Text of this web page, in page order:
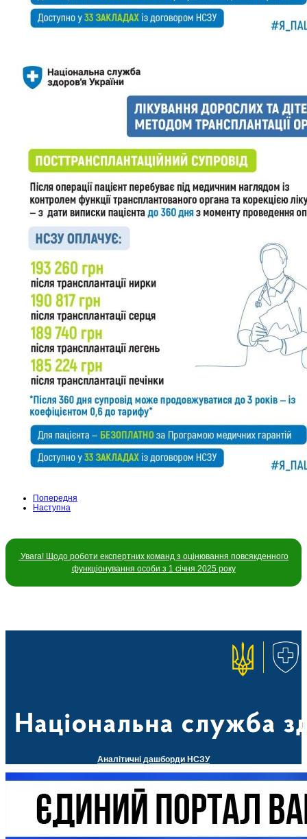
Попередня
Наступна
Увага! Щодо роботи експертних команд з оцінювання повсякденного
функціонування особи з 1 січня 2025 року
Аналітичні дашборди НСЗУ